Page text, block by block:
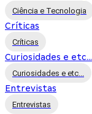
Ciência e Tecnologia
Críticas
Críticas
Curiosidades e etc...
Curiosidades e etc...
Entrevistas
Entrevistas